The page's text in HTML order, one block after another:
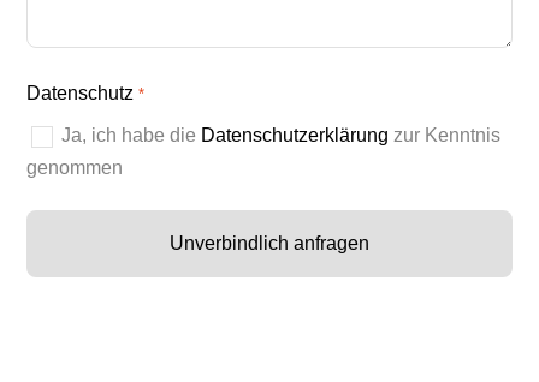
Datenschutz *
Ja, ich habe die Datenschutzerklärung zur Kenntnis
genommen
Unverbindlich anfragen